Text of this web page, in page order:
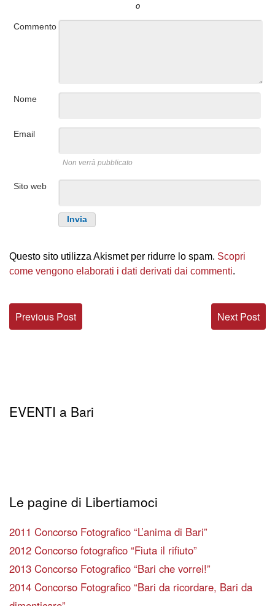
o
Commento
Nome
Email
Non verrà pubblicato
Sito web
Questo sito utilizza Akismet per ridurre lo spam. Scopri
come vengono elaborati i dati derivati dai commenti.
Next Post
Previous Post
EVENTI a Bari
Le pagine di Libertiamoci
2011 Concorso Fotografico “L’anima di Bari”
2012 Concorso fotografico “Fiuta il rifiuto”
2013 Concorso Fotografico “Bari che vorrei!”
2014 Concorso Fotografico “Bari da ricordare, Bari da